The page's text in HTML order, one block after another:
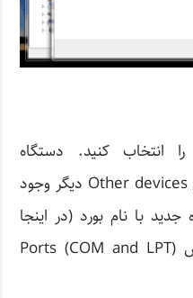
دوباره device manager را انتخاب کنید. دستگاه
Unknown Device در بخش Other devices دیگر وجود
با نام بورد (در اینجا
Arduino Uno) در زیر بخش Ports (COM and LPT)